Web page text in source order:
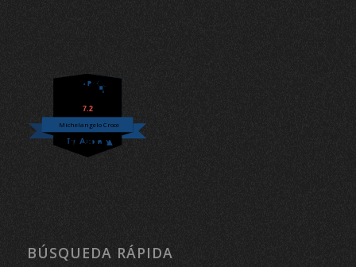
7.2
Michelangelo Croce
BÚSQUEDA RÁPIDA